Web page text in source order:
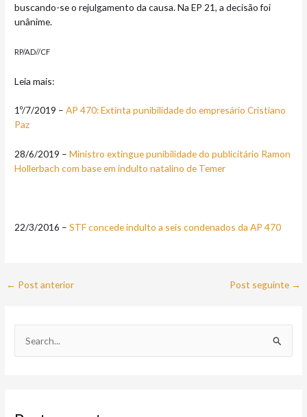
buscando-se o rejulgamento da causa. Na EP 21, a decisão foi
unânime.
RP/AD//CF
Leia mais:
1º/7/2019 –AP 470: Extinta punibilidade do empresário Cristiano
Paz
28/6/2019 –Ministro extingue punibilidade do publicitário Ramon
Hollerbach com base em indulto natalino de Temer
22/3/2016 –STF concede indulto a seis condenados da AP 470
← Post anterior Post seguinte →